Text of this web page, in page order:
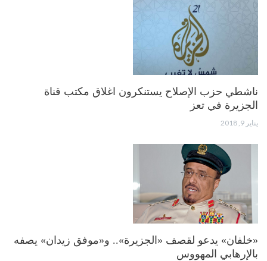
ناشطي حزب الإصلاح يستنكرون اغلاق مكتب قناة
الجزيرة في تعز
يناير 9, 2018
«خلفان» يدعو لقصف «الجزيرة».. و«موفق زيدان» يصفه
بالإرهابي المهووس